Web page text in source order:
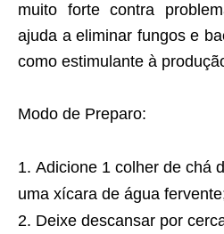
muito forte contra
ajuda a eliminar fungos e
como estimulante à
Modo de Preparo:
Adicione 1 colher de chá
uma xícara de água
Deixe descansar por